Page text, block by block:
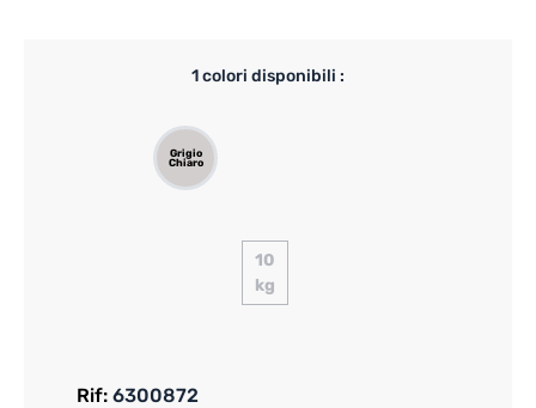
Rif: 6300872
10
kg
1colori disponibili :
Grigio
Chiaro